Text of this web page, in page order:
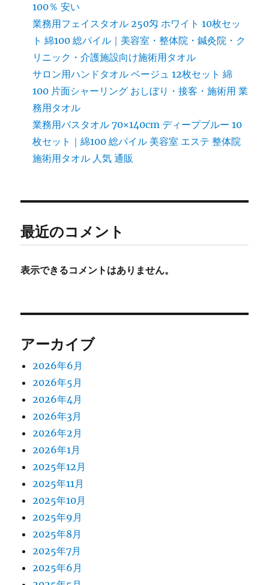
100％ 安い
業務用フェイスタオル 250匁 ホワイト 10枚セッ
ト 綿100 総パイル｜美容室・整体院・鍼灸院・ク
リニック・介護施設向け施術用タオル
サロン用ハンドタオル ベージュ 12枚セット 綿
100 片面シャーリング おしぼり・接客・施術用 業
務用タオル
業務用バスタオル 70×140cm ディープブルー 10
枚セット｜綿100 総パイル 美容室 エステ 整体院
施術用タオル 人気 通販
最近のコメント
表示できるコメントはありません。
アーカイブ
2026年6月
2026年5月
2026年4月
2026年3月
2026年2月
2026年1月
2025年12月
2025年11月
2025年10月
2025年9月
2025年8月
2025年7月
2025年6月